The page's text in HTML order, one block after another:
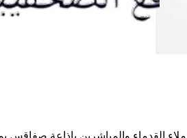
والمباشرين باذاعة صفاقس